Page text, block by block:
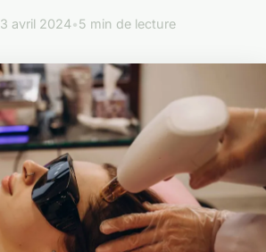
3 avril 2024•5 min de lecture